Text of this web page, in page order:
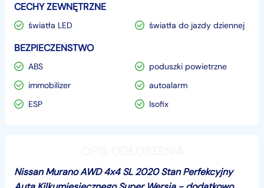
CECHY ZEWNĘTRZNE
światła LED światła do jazdy dziennej
BEZPIECZENSTWO
ABS
poduszki powietrzne
immobilizer
autoalarm
ESP
Isofix
Nissan Murano AWD 4x4 SL 2020 Stan Perfekcyjny